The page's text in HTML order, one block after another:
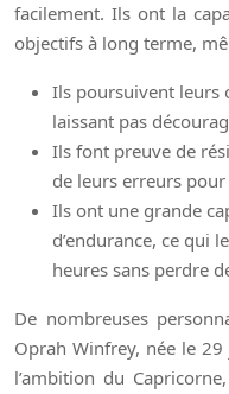
facilement. Ils ont la
objectifs à long terme,
Ils poursuivent leurs
laissant pas
Ils font preuve de
de leurs erreurs pour
Ils ont une grande
d’endurance, ce qui
heures sans perdre
De nombreuses
Oprah Winfrey, née le
l’ambition du